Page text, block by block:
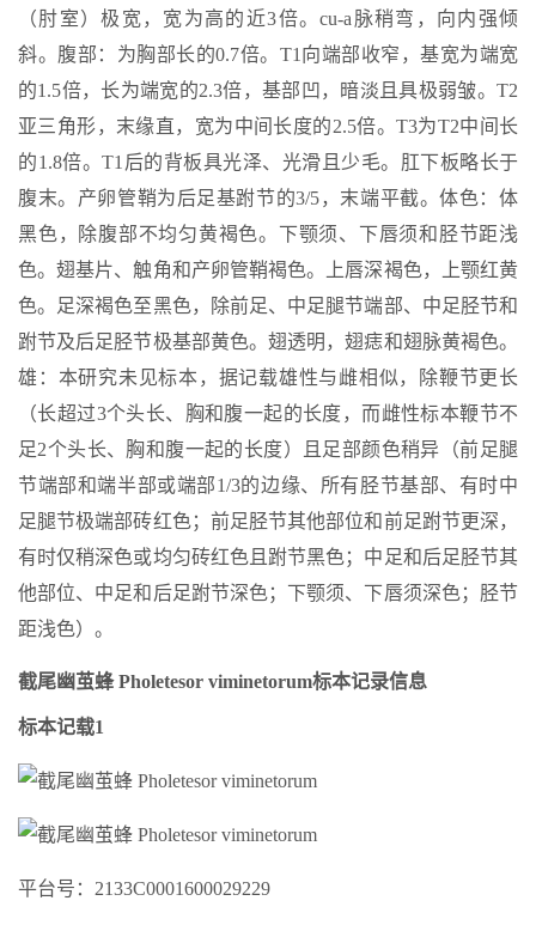
（肘室）极宽，宽为高的近3倍。cu-a脉稍弯，向内强倾
斜。腹部：为胸部长的0.7倍。T1向端部收窄，基宽为端宽
的1.5倍，长为端宽的2.3倍，基部凹，暗淡且具极弱皱。T2
亚三角形，末缘直，宽为中间长度的2.5倍。T3为T2中间长
的1.8倍。T1后的背板具光泽、光滑且少毛。肛下板略长于
腹末。产卵管鞘为后足基跗节的3/5，末端平截。体色：体
黑色，除腹部不均匀黄褐色。下颚须、下唇须和胫节距浅
色。翅基片、触角和产卵管鞘褐色。上唇深褐色，上颚红黄
色。足深褐色至黑色，除前足、中足腿节端部、中足胫节和
跗节及后足胫节极基部黄色。翅透明，翅痣和翅脉黄褐色。
雄：本研究未见标本，据记载雄性与雌相似，除鞭节更长
（长超过3个头长、胸和腹一起的长度，而雌性标本鞭节不
足2个头长、胸和腹一起的长度）且足部颜色稍异（前足腿
节端部和端半部或端部1/3的边缘、所有胫节基部、有时中
足腿节极端部砖红色；前足胫节其他部位和前足跗节更深，
有时仅稍深色或均匀砖红色且跗节黑色；中足和后足胫节其
他部位、中足和后足跗节深色；下颚须、下唇须深色；胫节
距浅色）。
截尾幽茧蜂 Pholetesor viminetorum标本记录信息
标本记载1
平台号：2133C0001600029229